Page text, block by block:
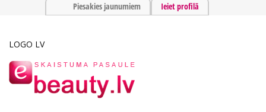
Piesakies jaunumiem Ieiet profilā
LOGO LV